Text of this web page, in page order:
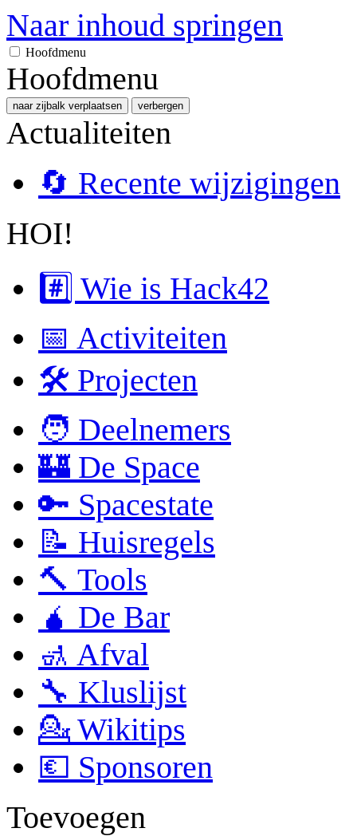
Naar inhoud springen
Hoofdmenu
Hoofdmenu
naar zijbalk verplaatsen verbergen
Actualiteiten
🔄 Recente wijzigingen
HOI!
#️⃣ Wie is Hack42
📅 Activiteiten
🛠 Projecten
🧑 Deelnemers
🏰 De Space
🔑 Spacestate
📝 Huisregels
🔨 Tools
🧉 De Bar
🚮 Afval
🔧 Kluslijst
💁 Wikitips
💶 Sponsoren
Toevoegen